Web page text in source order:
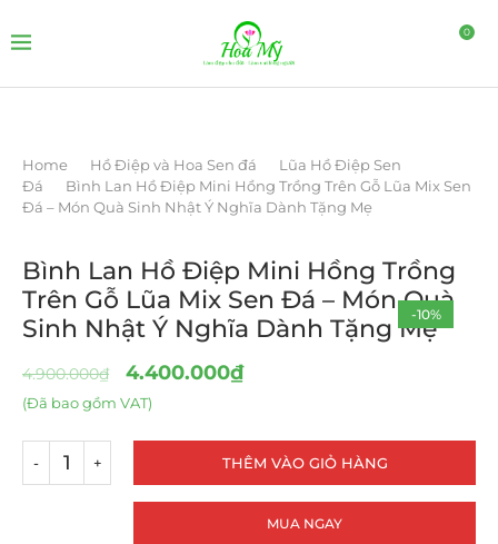
0
Home Hồ Điệp và Hoa Sen đá
Lũa Hồ Điệp Sen
Đá
Bình Lan Hồ Điệp Mini Hồng Trồng Trên Gỗ Lũa Mix Sen
Đá – Món Quà Sinh Nhật Ý Nghĩa Dành Tặng Mẹ
-10%
Bình Lan Hồ Điệp Mini Hồng Trồng
Trên Gỗ Lũa Mix Sen Đá – Món Quà
Sinh Nhật Ý Nghĩa Dành Tặng Mẹ
4.900.000₫ 4.400.000₫
(Đã bao gồm VAT)
THÊM VÀO GIỎ HÀNG
MUA NGAY